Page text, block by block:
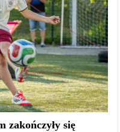
zakończyły się